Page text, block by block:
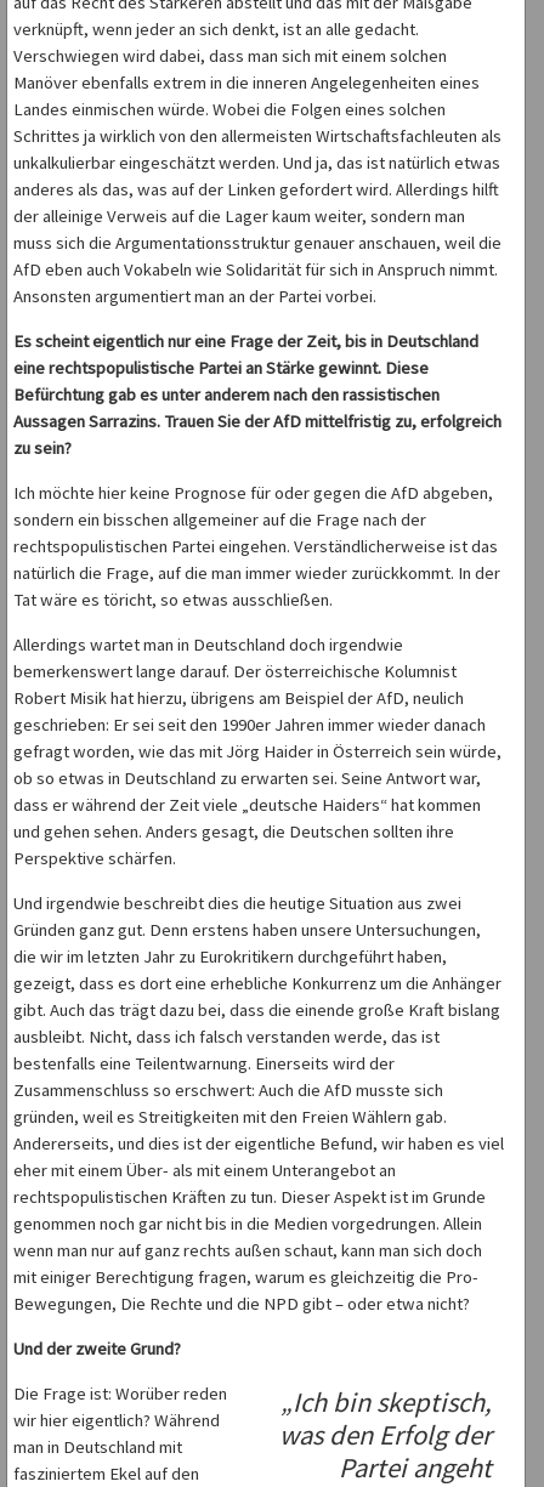
verknüpft, wenn jeder an sich denkt, ist an alle gedacht.
Verschwiegen wird dabei, dass man sich mit einem solchen
Manöver ebenfalls extrem in die inneren Angelegenheiten eines
Landes einmischen würde. Wobei die Folgen eines solchen
Schrittes ja wirklich von den allermeisten Wirtschaftsfachleuten als
unkalkulierbar eingeschätzt werden. Und ja, das ist natürlich etwas
anderes als das, was auf der Linken gefordert wird. Allerdings hilft
der alleinige Verweis auf die Lager kaum weiter, sondern man
muss sich die Argumentationsstruktur genauer anschauen, weil die
AfD eben auch Vokabeln wie Solidarität für sich in Anspruch nimmt.
Ansonsten argumentiert man an der Partei vorbei.
Es scheint eigentlich nur eine Frage der Zeit, bis in Deutschland
eine rechtspopulistische Partei an Stärke gewinnt. Diese
Befürchtung gab es unter anderem nach den rassistischen
Aussagen Sarrazins. Trauen Sie der AfD mittelfristig zu, erfolgreich
zu sein?
Ich möchte hier keine Prognose für oder gegen die AfD abgeben,
sondern ein bisschen allgemeiner auf die Frage nach der
rechtspopulistischen Partei eingehen. Verständlicherweise ist das
natürlich die Frage, auf die man immer wieder zurückkommt. In der
Tat wäre es töricht, so etwas ausschließen.
Allerdings wartet man in Deutschland doch irgendwie
bemerkenswert lange darauf. Der österreichische Kolumnist
Robert Misik hat hierzu, übrigens am Beispiel der AfD, neulich
geschrieben: Er sei seit den 1990er Jahren immer wieder danach
gefragt worden, wie das mit Jörg Haider in Österreich sein würde,
ob so etwas in Deutschland zu erwarten sei. Seine Antwort war,
dass er während der Zeit viele „deutsche Haiders“ hat kommen
und gehen sehen. Anders gesagt, die Deutschen sollten ihre
Perspektive schärfen.
Und irgendwie beschreibt dies die heutige Situation aus zwei
Gründen ganz gut. Denn erstens haben unsere Untersuchungen,
die wir im letzten Jahr zu Eurokritikern durchgeführt haben,
gezeigt, dass es dort eine erhebliche Konkurrenz um die Anhänger
gibt. Auch das trägt dazu bei, dass die einende große Kraft bislang
ausbleibt. Nicht, dass ich falsch verstanden werde, das ist
bestenfalls eine Teilentwarnung. Einerseits wird der
Zusammenschluss so erschwert: Auch die AfD musste sich
gründen, weil es Streitigkeiten mit den Freien Wählern gab.
Andererseits, und dies ist der eigentliche Befund, wir haben es viel
eher mit einem Über- als mit einem Unterangebot an
rechtspopulistischen Kräften zu tun. Dieser Aspekt ist im Grunde
genommen noch gar nicht bis in die Medien vorgedrungen. Allein
wenn man nur auf ganz rechts außen schaut, kann man sich doch
mit einiger Berechtigung fragen, warum es gleichzeitig die Pro-
Bewegungen, Die Rechte und die NPD gibt – oder etwa nicht?
Und der zweite Grund?
„Ich bin skeptisch,
was den Erfolg der
Partei angeht
Die Frage ist: Worüber reden
wir hier eigentlich? Während
man in Deutschland mit
fasziniertem Ekel auf den